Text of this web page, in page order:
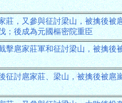
莊，又參與征討梁山，被擒後被
；後成為元國樞密院重臣
擊扈家莊軍和征討梁山，被擒後
征討扈家莊、梁山，被擒後被扈